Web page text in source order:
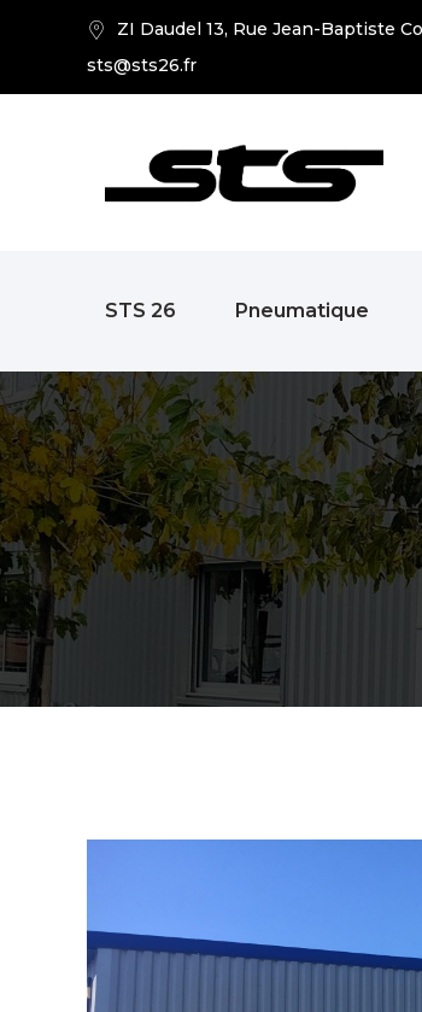
ZI Daudel 13, Rue Jean-Baptiste
sts@sts26.fr
STS 26 Pneumatique